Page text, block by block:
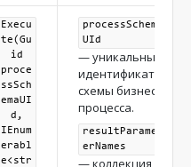
Execu
te(Gu
id
proce
ssSch
emaUI
d,
IEnum
erabl
e<str
processSchema
UId
— уникальный
идентификатор
схемы бизнес-
процесса.
resultParamet
erNames
— коллекция